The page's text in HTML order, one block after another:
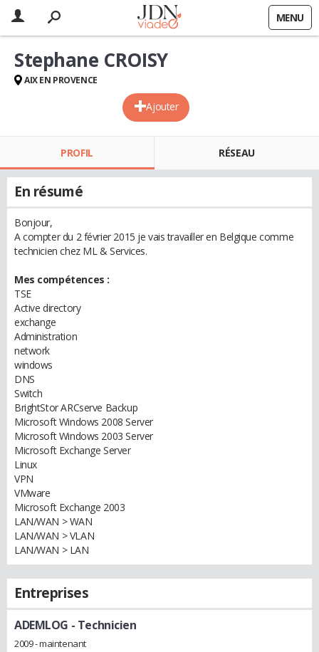
MENU
Ajouter
Stephane CROISY
AIX EN PROVENCE
PROFIL RÉSEAU
En résumé
Bonjour,
A compter du 2 février 2015 je vais travailler en Belgique comme
technicien chez ML & Services.
Mes compétences :
TSE
Active directory
exchange
Administration
network
windows
DNS
Switch
BrightStor ARCserve Backup
Microsoft Windows 2008 Server
Microsoft Windows 2003 Server
Microsoft Exchange Server
Linux
VPN
VMware
Microsoft Exchange 2003
LAN/WAN > WAN
LAN/WAN > VLAN
LAN/WAN > LAN
Entreprises
ADEMLOG - Technicien
2009 - maintenant